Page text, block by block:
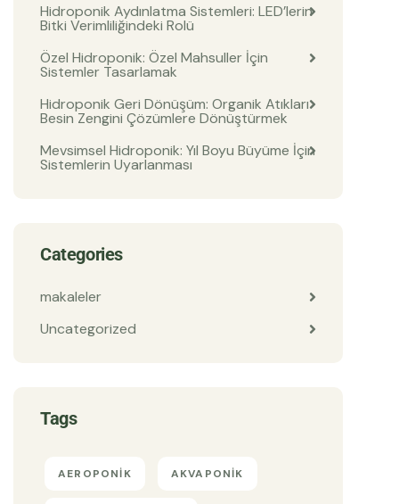
Hidroponik Aydınlatma Sistemleri: LED’lerin
Bitki Verimliliğindeki Rolü
Özel Hidroponik: Özel Mahsuller İçin
Sistemler Tasarlamak
Hidroponik Geri Dönüşüm: Organik Atıkları
Besin Zengini Çözümlere Dönüştürmek
Mevsimsel Hidroponik: Yıl Boyu Büyüme İçin
Sistemlerin Uyarlanması
Categories
makaleler
Uncategorized
Tags
AEROPONIK AKVAPONIK